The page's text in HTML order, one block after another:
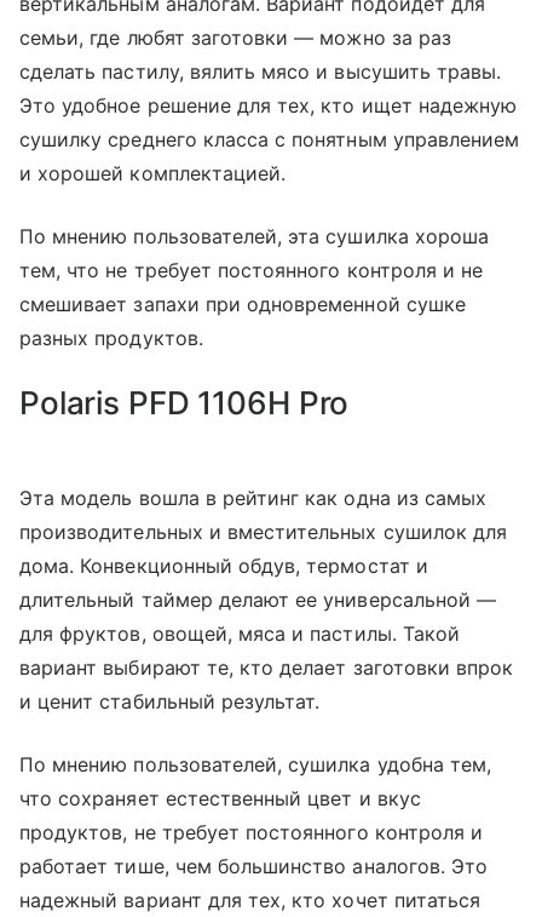
семьи, где любят заготовки — можно за раз
сделать пастилу, вялить мясо и высушить травы.
Это удобное решение для тех, кто ищет надежную
сушилку среднего класса с понятным управлением
и хорошей комплектацией.
По мнению пользователей, эта сушилка хороша
тем, что не требует постоянного контроля и не
смешивает запахи при одновременной сушке
разных продуктов.
Polaris PFD 1106H Pro
Эта модель вошла в рейтинг как одна из самых
производительных и вместительных сушилок для
дома. Конвекционный обдув, термостат и
длительный таймер делают ее универсальной —
для фруктов, овощей, мяса и пастилы. Такой
вариант выбирают те, кто делает заготовки впрок
и ценит стабильный результат.
По мнению пользователей, сушилка удобна тем,
что сохраняет естественный цвет и вкус
продуктов, не требует постоянного контроля и
работает тише, чем большинство аналогов. Это
надежный вариант для тех, кто хочет питаться